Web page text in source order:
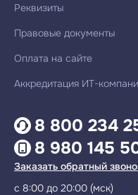
Реквизиты
Правовые документы
Оплата на сайте
Аккредитация ИТ-
8 800 234
8 980 145
Заказать обратный
с 8:00 до 20:00 (мск)